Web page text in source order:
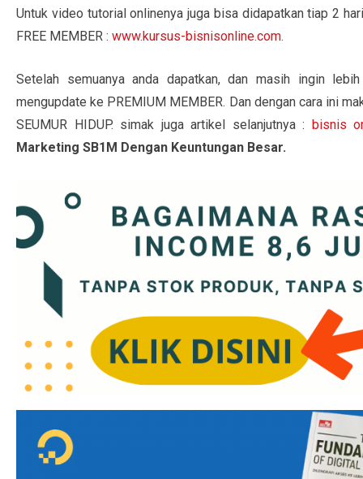
Untuk video tutorial onlinenya juga bisa didapatkan tiap 2
FREE MEMBER : www.kursus-bisnisonline.com.
Setelah semuanya anda dapatkan, dan masih ingin
mengupdate ke PREMIUM MEMBER. Dan dengan cara ini
SEUMUR HIDUP. simak juga artikel selanjutnya :
bisnis
Marketing SB1M Dengan Keuntungan Besar.